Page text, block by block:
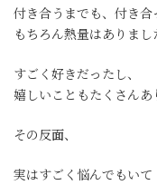
付き合うまでも、付き合
もちろん熱量はありまし
すごく好きだったし、
嬉しいこともたくさんあ
その反面、
実はすごく悩んでもいて